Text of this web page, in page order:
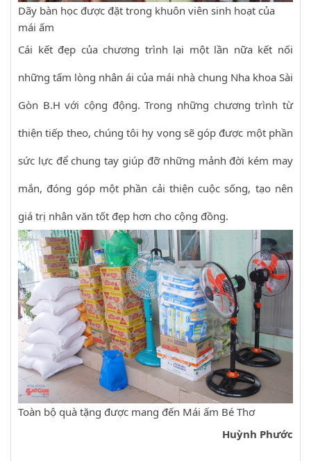
Dãy bàn học được đặt trong khuôn viên sinh hoạt của
mái ấm
Cái kết đẹp của chương trình lại một lần nữa kết nối
những tấm lòng nhân ái của mái nhà chung Nha khoa Sài
Gòn B.H với cộng động. Trong những chương trình từ
thiện tiếp theo, chúng tôi hy vọng sẽ góp được một phần
sức lực để chung tay giúp đỡ những mảnh đời kém may
mắn, đóng góp một phần cải thiện cuộc sống, tạo nên
giá trị nhân văn tốt đẹp hơn cho cộng đồng.
Toàn bộ quà tặng được mang đến Mái ấm Bé Thơ
Huỳnh Phước